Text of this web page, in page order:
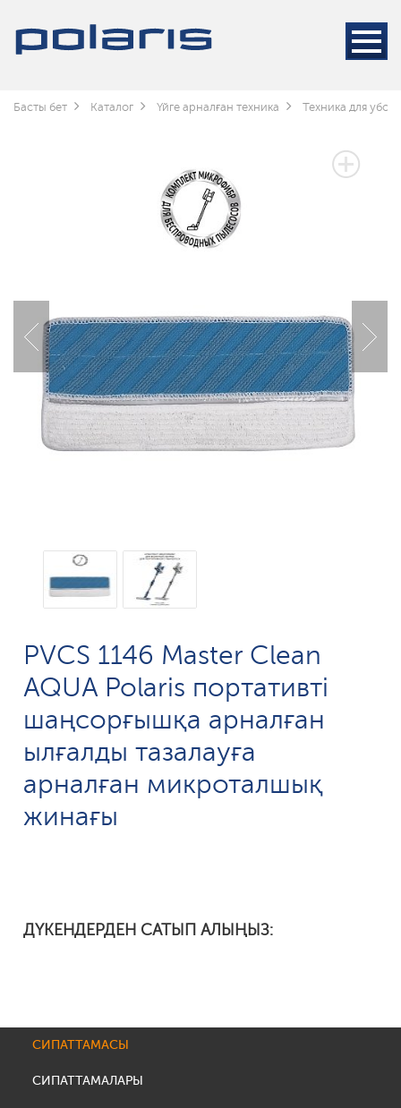
Басты бет Каталог Үйге арналған техника Техника для
PVCS 1146 Master Clean
AQUA Polaris портативті
шаңсорғышқа арналған
ылғалды тазалауға
арналған микроталшық
жинағы
ДҮКЕНДЕРДЕН САТЫП АЛЫҢЫЗ:
СИПАТТАМАСЫ
СИПАТТАМАЛАРЫ